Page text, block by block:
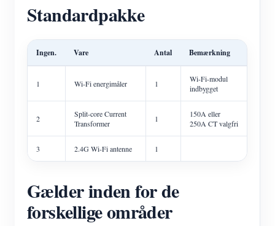
Standardpakke
Ingen. Vare Antal Bemærkning
1 Wi-Fi energimåler 1
Wi-Fi-modul
indbygget
2
Split-core Current
Transformer
1
150A eller
250A CT valgfri
3 2.4G Wi-Fi antenne 1
Gælder inden for de
forskellige områder